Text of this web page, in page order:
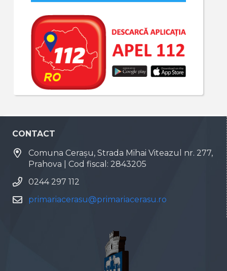
CONTACT
Comuna Cerașu, Strada Mihai Viteazul nr. 277,
Prahova | Cod fiscal: 2843205
0244 297 112
primariacerasu@primariacerasu.ro